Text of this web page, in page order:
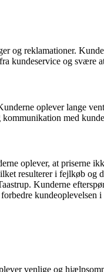
reklamationer.
kundeservice og svære
oplever lange
med
oplever, at priserne
resulterer i fejlkøb og
Kunderne
kundeoplevelsen
venlige og